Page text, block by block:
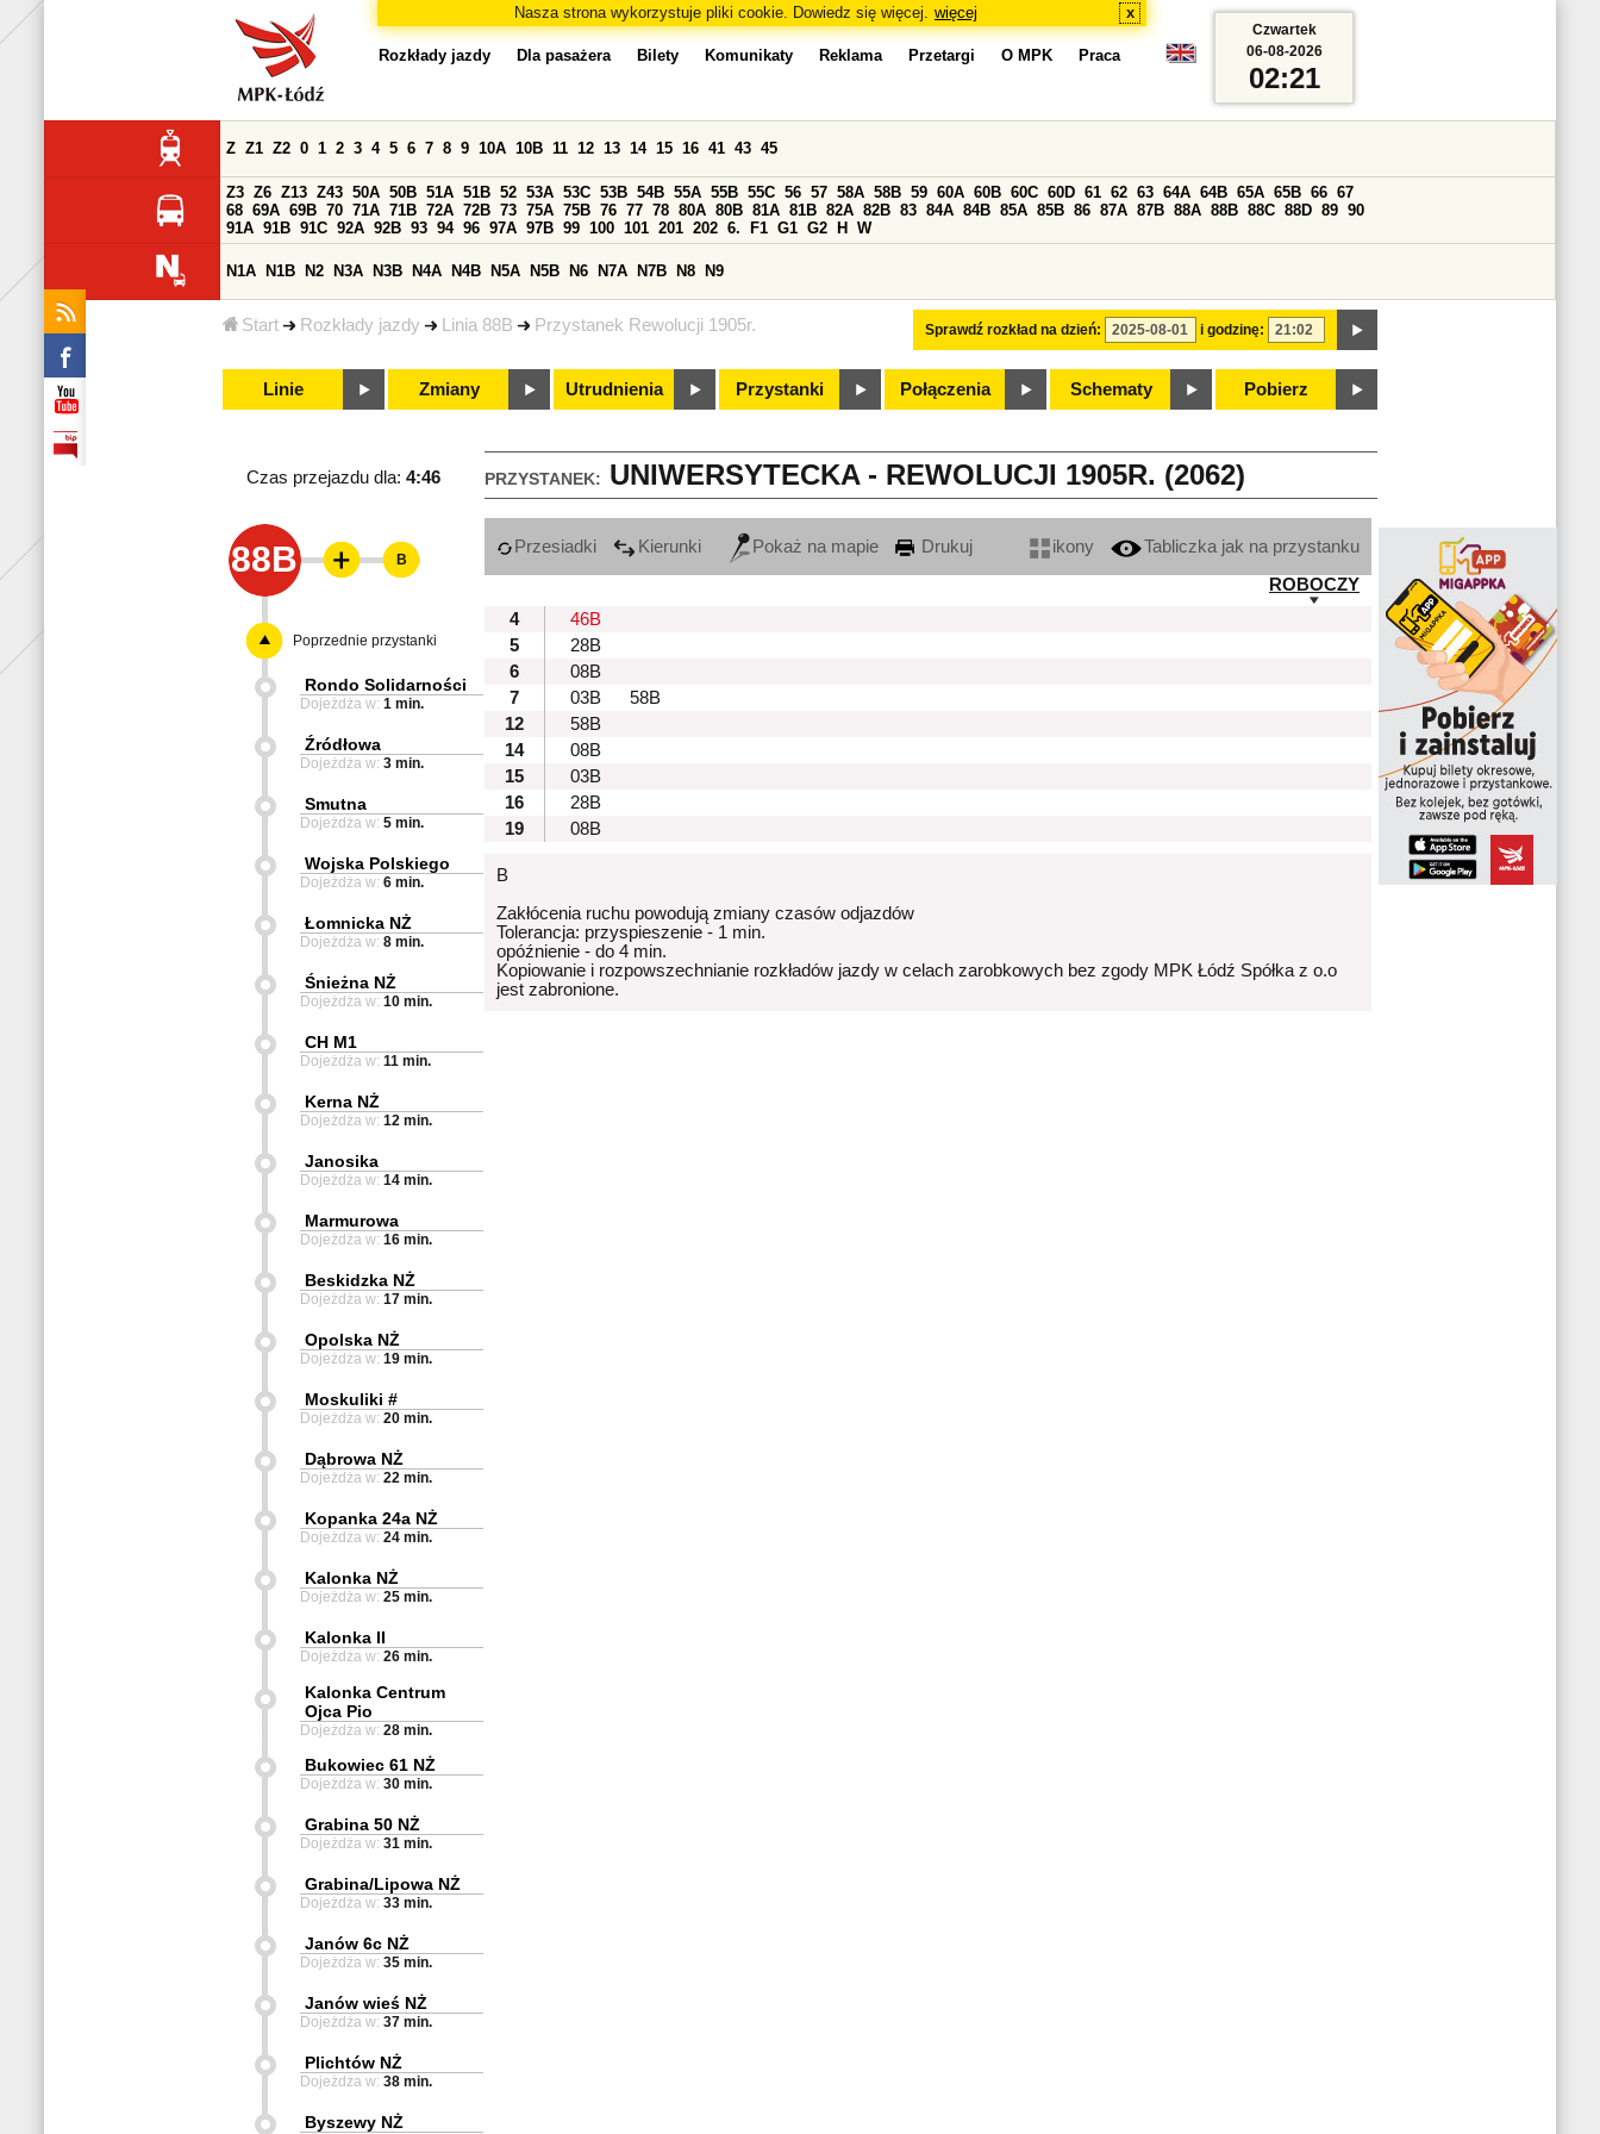
Nasza strona wykorzystuje pliki cookie. Dowiedz się więcej. więcej x
Start Rozkłady jazdy Linia 88B Przystanek Rewolucji 1905r.
Rozkłady jazdy Dla pasażera Bilety Komunikaty Reklama Przetargi O MPK Praca
Sprawdź rozkład na dzień: i godzinę:
Z Z1 Z2 0 1 2 3 4 5 6 7 8 9 10A 10B 11 12 13 14 15 16 41 43 45
Z3 Z6 Z13 Z43 50A 50B 51A 51B 52 53A 53C 53B 54B 55A 55B 55C 56 57 58A 58B 59 60A 60B 60C 60D 61 62 63 64A 64B 65A 65B 66 67
68 69A 69B 70 71A 71B 72A 72B 73 75A 75B 76 77 78 80A 80B 81A 81B 82A 82B 83 84A 84B 85A 85B 86 87A 87B 88A 88B 88C 88D 89 90
91A 91B 91C 92A 92B 93 94 96 97A 97B 99 100 101 201 202 6. F1 G1 G2 H W
N1A N1B N2 N3A N3B N4A N4B N5A N5B N6 N7A N7B N8 N9
Linie Zmiany Utrudnienia Przystanki Połączenia Schematy Pobierz
Czwartek
06-08-2026
02:21
PRZYSTANEK: UNIWERSYTECKA - REWOLUCJI 1905R. (2062)
Czas przejazdu dla: 4:46
88B Przesiadki Kierunki Pokaż na mapie Drukuj ikony
Tabliczka jak na przystanku
ROBOCZY
4
46B
5
28B
6
08B
7
03B
58B
12
58B
14
08B
15
03B
16
28B
19
08B
B
Zakłócenia ruchu powodują zmiany czasów odjazdów
Tolerancja: przyspieszenie - 1 min.
opóźnienie - do 4 min.
Kopiowanie i rozpowszechnianie rozkładów jazdy w celach zarobkowych bez zgody MPK Łódź Spółka z o.o
jest zabronione.
B
Poprzednie przystanki
Rondo Solidarności
Dojeżdża w: 1 min.
Źródłowa
Dojeżdża w: 3 min.
Smutna
Dojeżdża w: 5 min.
Wojska Polskiego
Dojeżdża w: 6 min.
Łomnicka NŻ
Dojeżdża w: 8 min.
Śnieżna NŻ
Dojeżdża w: 10 min.
CH M1
Dojeżdża w: 11 min.
Kerna NŻ
Dojeżdża w: 12 min.
Janosika
Dojeżdża w: 14 min.
Marmurowa
Dojeżdża w: 16 min.
Beskidzka NŻ
Dojeżdża w: 17 min.
Opolska NŻ
Dojeżdża w: 19 min.
Moskuliki #
Dojeżdża w: 20 min.
Dąbrowa NŻ
Dojeżdża w: 22 min.
Kopanka 24a NŻ
Dojeżdża w: 24 min.
Kalonka NŻ
Dojeżdża w: 25 min.
Kalonka II
Dojeżdża w: 26 min.
Kalonka Centrum
Ojca Pio
Dojeżdża w: 28 min.
Bukowiec 61 NŻ
Dojeżdża w: 30 min.
Grabina 50 NŻ
Dojeżdża w: 31 min.
Grabina/Lipowa NŻ
Dojeżdża w: 33 min.
Janów 6c NŻ
Dojeżdża w: 35 min.
Janów wieś NŻ
Dojeżdża w: 37 min.
Plichtów NŻ
Dojeżdża w: 38 min.
Byszewy NŻ